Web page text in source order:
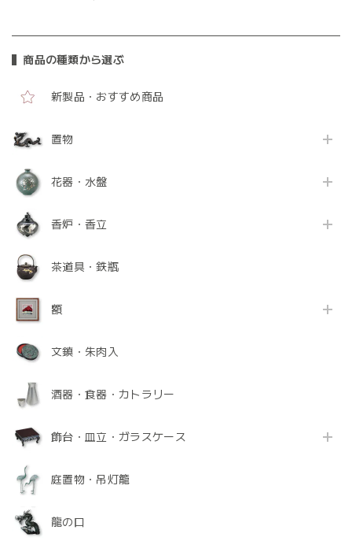
商品の種類から選ぶ
新製品・おすすめ商品
置物
花器・水盤
香炉・香立
茶道具・鉄瓶
額
文鎮・朱肉入
酒器・食器・カトラリー
飾台・皿立・ガラスケース
庭置物・吊灯籠
龍の口